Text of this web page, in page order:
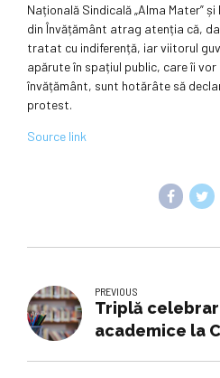
Națională Sindicală „Alma Mater”
din Învățământ atrag atenția că,
tratat cu indiferență, iar viitorul
apărute în spațiul public, care îi
învățământ, sunt hotărâte să
protest.
Source link
PREVIOUS
Triplă
academice la